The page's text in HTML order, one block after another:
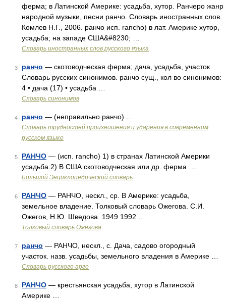
ферма; в Латинской Америке: усадьба, хутор. Ранчеро жанр
народной музыки, песни ранчо. Словарь иностранных слов.
Комлев Н.Г., 2006. ранчо исп. rancho) в лат. Америке хутор,
усадьба; на западе США&#8230; …
Словарь иностранных слов русского языка
3 ранчо — скотоводческая ферма; дача, усадьба, участок
Словарь русских синонимов. ранчо сущ., кол во синонимов:
4 • дача (17) • усадьба …
Словарь синонимов
4 ранчо — (неправильно ранчо) …
Словарь трудностей произношения и ударения в современном
русском языке
5 РАНЧО — (исп. rancho) 1) в странах Латинской Америки
усадьба.2) В США скотоводческая или др. ферма …
Большой Энциклопедический словарь
6 РАНЧО — РАНЧО, нескл., ср. В Америке: усадьба,
земельное владение. Толковый словарь Ожегова. С.И.
Ожегов, Н.Ю. Шведова. 1949 1992 …
Толковый словарь Ожегова
7 ранчо — РАНЧО, нескл., с. Дача, садово огородный
участок. назв. усадьбы, земельного владения в Америке …
Словарь русского арго
8 РАНЧО — крестьянская усадьба, хутор в Латинской
Америке …